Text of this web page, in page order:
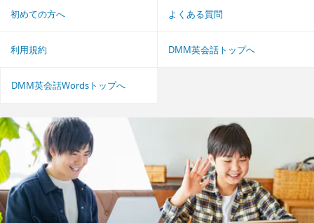
初めての方へ よくある質問
利用規約 DMM英会話トップへ
DMM英会話Wordsトップへ